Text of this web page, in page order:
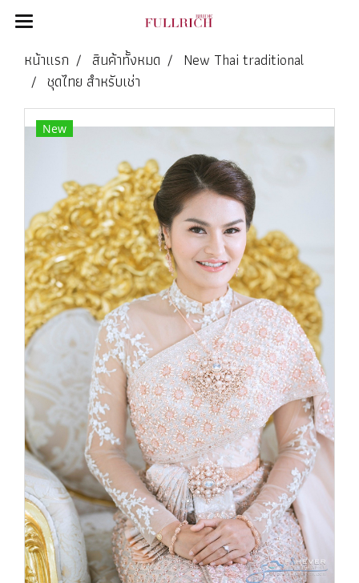
หน้าแรก สินค้าทั้งหมด
New Thai traditional
ชุดไทย สำหรับเช่า
New